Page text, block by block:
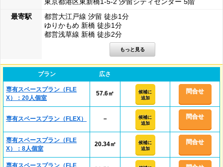
最寄駅
都営大江戸線 汐留 徒歩1分
ゆりかもめ 新橋 徒歩1分
都営浅草線 新橋 徒歩2分
プラン 広さ
専有スペースプラン（FLE
X）：20人個室
57.6㎡
候補に
追加
問合せ
専有スペースプラン（FLEX） －
候補に
追加
問合せ
専有スペースプラン（FLE
X）：8人個室
20.34㎡
候補に
追加
問合せ
専有スペースプラン（FLE